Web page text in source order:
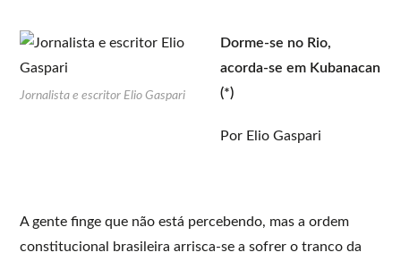
Jornalista e escritor Elio Gaspari
Dorme-se no Rio,
acorda-se em Kubanacan
(*)
Por Elio Gaspari
A gente finge que não está percebendo, mas a ordem
constitucional brasileira arrisca-se a sofrer o tranco da